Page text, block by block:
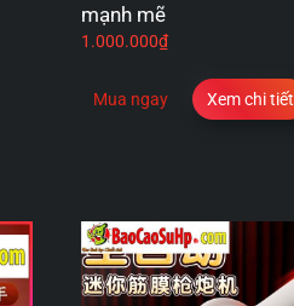
mạnh mẽ
1.000.000₫
Mua ngay Xem chi tiết